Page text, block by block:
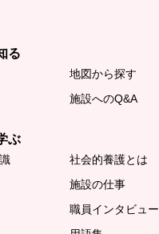
る
地図から探す
施設へのQ&A
ぶ
社会的養護とは
施設の仕事
職員インタビュー